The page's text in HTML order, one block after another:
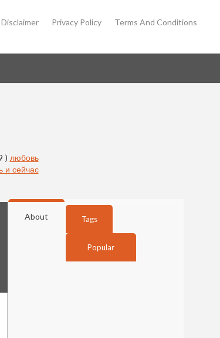
Disclaimer Privacy Policy Terms And Conditions
) любовь
и сейчас
About Tags
Popular